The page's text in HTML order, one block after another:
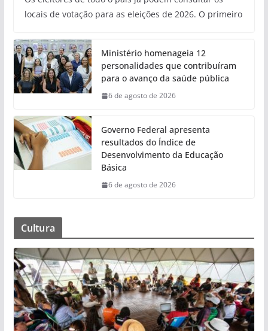
locais de votação para as eleições de 2026. O primeiro
Ministério homenageia 12
personalidades que contribuíram
para o avanço da saúde pública
6 de agosto de 2026
Governo Federal apresenta
resultados do Índice de
Desenvolvimento da Educação
Básica
6 de agosto de 2026
Cultura